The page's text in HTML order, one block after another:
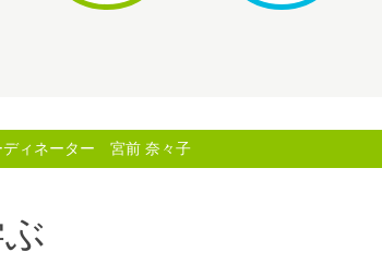
ディネーター 宮前 奈々子